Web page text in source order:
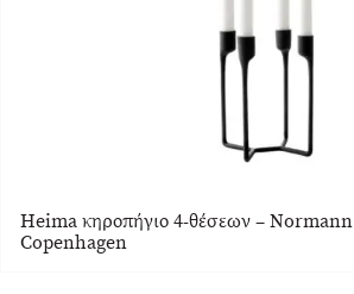
Heima κηροπήγιο 4-θέσεων – Normann
Copenhagen